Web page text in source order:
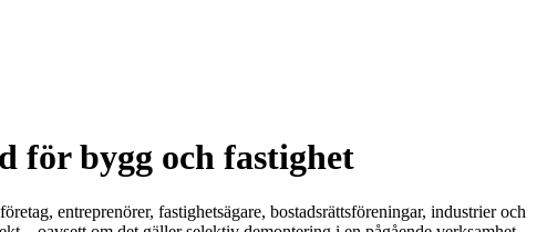
för bygg och fastighet
entreprenörer, fastighetsägare, bostadsrättsföreningar, industrier och